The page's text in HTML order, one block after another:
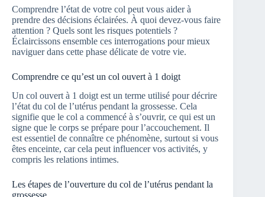
Comprendre l’état de votre col peut vous aider à
prendre des décisions éclairées. À quoi devez-vous faire
attention ? Quels sont les risques potentiels ?
Éclaircissons ensemble ces interrogations pour mieux
naviguer dans cette phase délicate de votre vie.
Comprendre ce qu’est un col ouvert à 1 doigt
Un col ouvert à 1 doigt est un terme utilisé pour décrire
l’état du col de l’utérus pendant la grossesse. Cela
signifie que le col a commencé à s’ouvrir, ce qui est un
signe que le corps se prépare pour l’accouchement. Il
est essentiel de connaître ce phénomène, surtout si vous
êtes enceinte, car cela peut influencer vos activités, y
compris les relations intimes.
Les étapes de l’ouverture du col de l’utérus pendant la